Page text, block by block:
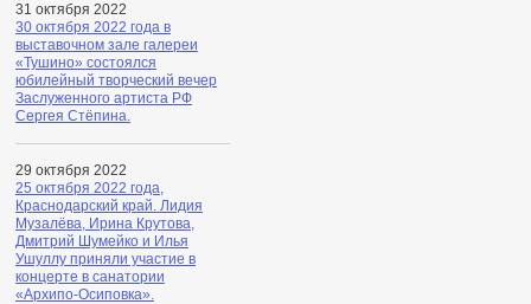
31 октября 2022
30 октября 2022 года в
выставочном зале галереи
«Тушино» состоялся
юбилейный творческий вечер
Заслуженного артиста РФ
Сергея Стёпина.
29 октября 2022
25 октября 2022 года,
Краснодарский край. Лидия
Музалёва, Ирина Крутова,
Дмитрий Шумейко и Илья
Ушуллу приняли участие в
концерте в санатории
«Архипо-Осиповка».